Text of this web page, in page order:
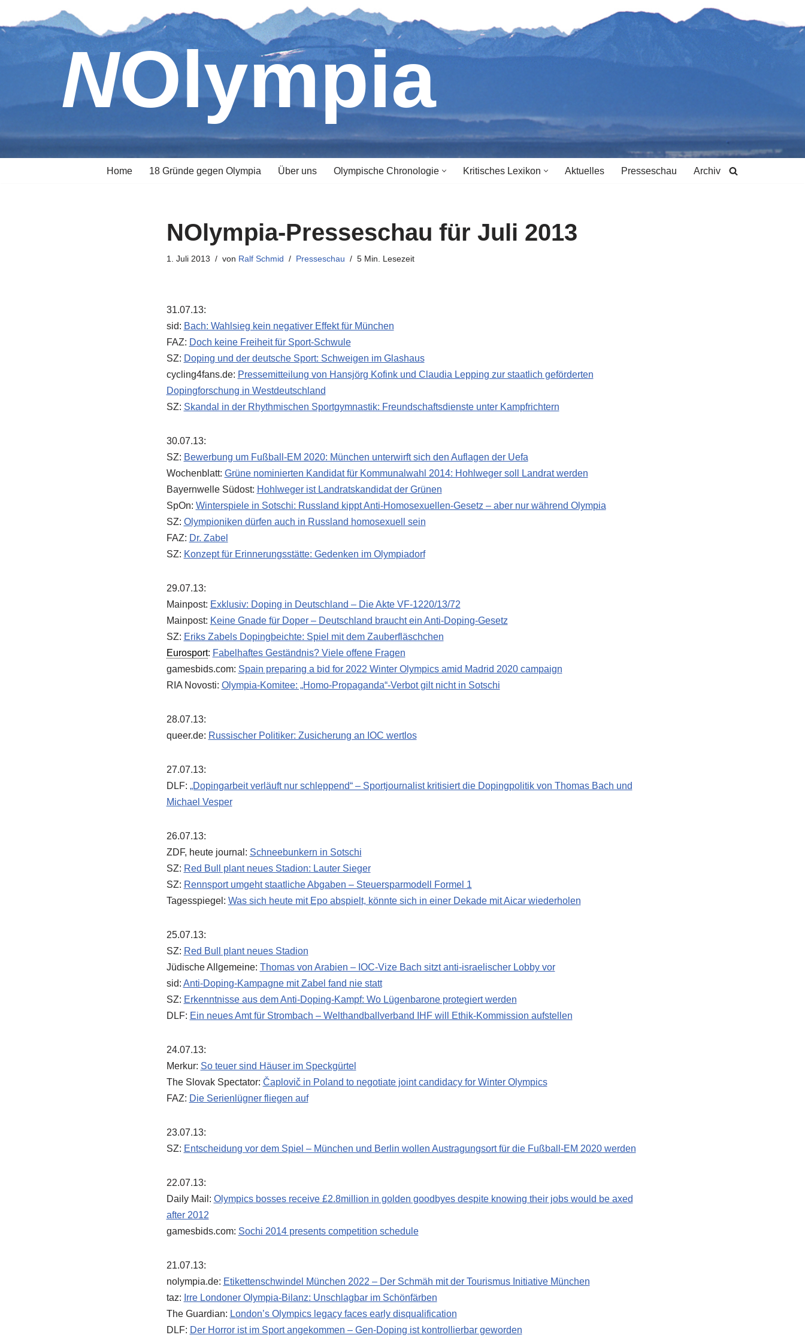
NOlympia
Home 18 Gründe gegen Olympia Über uns Olympische Chronologie Kritisches Lexikon Aktuelles Presseschau Archiv
NOlympia-Presseschau für Juli 2013
1. Juli 2013 von Ralf Schmid Presseschau 5 Min. Lesezeit
31.07.13:
sid: Bach: Wahlsieg kein negativer Effekt für München
FAZ: Doch keine Freiheit für Sport-Schwule
SZ: Doping und der deutsche Sport: Schweigen im Glashaus
cycling4fans.de: Pressemitteilung von Hansjörg Kofink und Claudia Lepping zur staatlich geförderten
Dopingforschung in Westdeutschland
SZ: Skandal in der Rhythmischen Sportgymnastik: Freundschaftsdienste unter Kampfrichtern
30.07.13:
SZ: Bewerbung um Fußball-EM 2020: München unterwirft sich den Auflagen der Uefa
Wochenblatt: Grüne nominierten Kandidat für Kommunalwahl 2014: Hohlweger soll Landrat werden
Bayernwelle Südost: Hohlweger ist Landratskandidat der Grünen
SpOn: Winterspiele in Sotschi: Russland kippt Anti-Homosexuellen-Gesetz – aber nur während Olympia
SZ: Olympioniken dürfen auch in Russland homosexuell sein
FAZ: Dr. Zabel
SZ: Konzept für Erinnerungsstätte: Gedenken im Olympiadorf
29.07.13:
Mainpost: Exklusiv: Doping in Deutschland – Die Akte VF-1220/13/72
Mainpost: Keine Gnade für Doper – Deutschland braucht ein Anti-Doping-Gesetz
SZ: Eriks Zabels Dopingbeichte: Spiel mit dem Zauberfläschchen
Eurosport: Fabelhaftes Geständnis? Viele offene Fragen
gamesbids.com: Spain preparing a bid for 2022 Winter Olympics amid Madrid 2020 campaign
RIA Novosti: Olympia-Komitee: „Homo-Propaganda“-Verbot gilt nicht in Sotschi
28.07.13:
queer.de: Russischer Politiker: Zusicherung an IOC wertlos
27.07.13:
DLF: „Dopingarbeit verläuft nur schleppend“ – Sportjournalist kritisiert die Dopingpolitik von Thomas Bach und
Michael Vesper
26.07.13:
ZDF, heute journal: Schneebunkern in Sotschi
SZ: Red Bull plant neues Stadion: Lauter Sieger
SZ: Rennsport umgeht staatliche Abgaben – Steuersparmodell Formel 1
Tagesspiegel: Was sich heute mit Epo abspielt, könnte sich in einer Dekade mit Aicar wiederholen
25.07.13:
SZ: Red Bull plant neues Stadion
Jüdische Allgemeine: Thomas von Arabien – IOC-Vize Bach sitzt anti-israelischer Lobby vor
sid: Anti-Doping-Kampagne mit Zabel fand nie statt
SZ: Erkenntnisse aus dem Anti-Doping-Kampf: Wo Lügenbarone protegiert werden
DLF: Ein neues Amt für Strombach – Welthandballverband IHF will Ethik-Kommission aufstellen
24.07.13:
Merkur: So teuer sind Häuser im Speckgürtel
The Slovak Spectator: Čaplovič in Poland to negotiate joint candidacy for Winter Olympics
FAZ: Die Serienlügner fliegen auf
23.07.13:
SZ: Entscheidung vor dem Spiel – München und Berlin wollen Austragungsort für die Fußball-EM 2020 werden
22.07.13:
Daily Mail: Olympics bosses receive £2.8million in golden goodbyes despite knowing their jobs would be axed
after 2012
gamesbids.com: Sochi 2014 presents competition schedule
21.07.13:
nolympia.de: Etikettenschwindel München 2022 – Der Schmäh mit der Tourismus Initiative München
taz: Irre Londoner Olympia-Bilanz: Unschlagbar im Schönfärben
The Guardian: London’s Olympics legacy faces early disqualification
DLF: Der Horror ist im Sport angekommen – Gen-Doping ist kontrollierbar geworden